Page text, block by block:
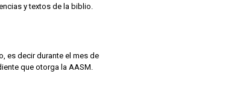
y textos de la biblio.
es decir durante el mes de
que otorga la AASM.